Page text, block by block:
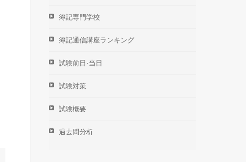
簿記専門学校
簿記通信講座ランキング
試験前日·当日
試験対策
試験概要
過去問分析